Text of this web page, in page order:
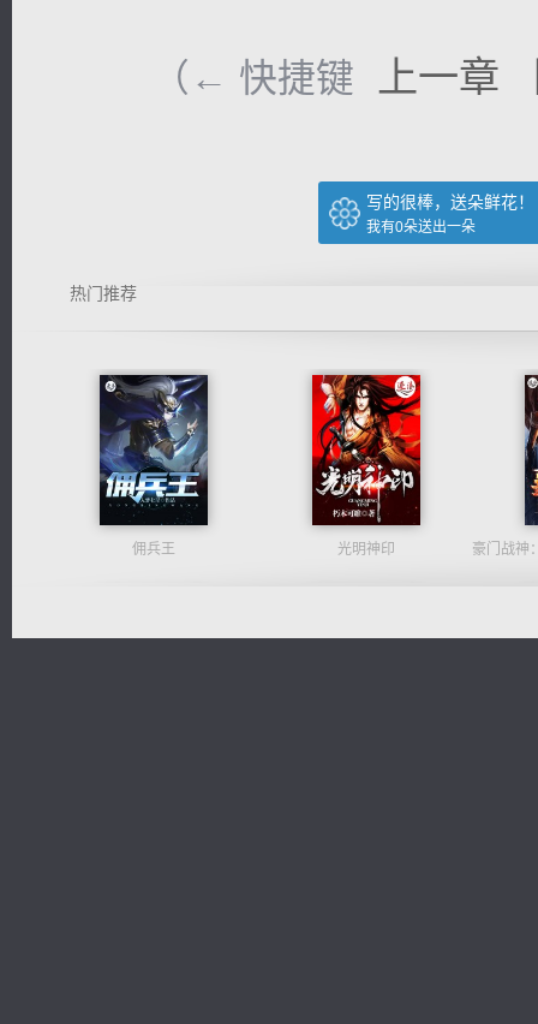
（← 快捷键 上一章
写的很棒，送朵鲜花！
我有0朵送出一朵
热门推荐
佣兵王 光明神印